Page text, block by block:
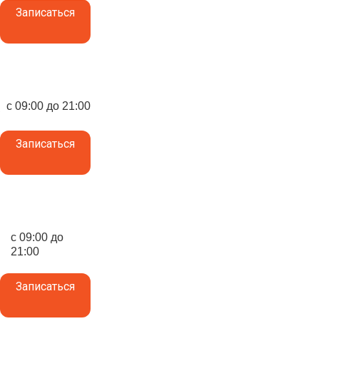
Записаться
с 09:00 до 21:00
Записаться
с 09:00 до
21:00
Записаться